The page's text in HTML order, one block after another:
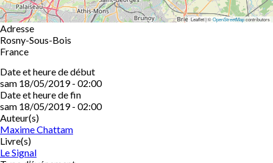
Leaflet | ©OpenStreetMapcontributors
Adresse
Rosny-Sous-Bois
France
Date et heure de début
sam 18/05/2019 - 02:00
Date et heure de fin
sam 18/05/2019 - 02:00
Auteur(s)
Maxime Chattam
Livre(s)
Le Signal